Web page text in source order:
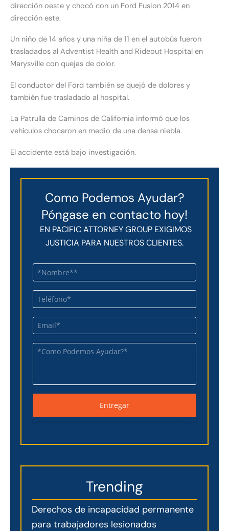
dirección oeste y chocó con un Ford Fusion 2014 en
dirección este.
Un niño de 14 años y una niña de 11 en el autobús fueron
trasladados al Adventist Health and Rideout Hospital en
Marysville con quejas de dolor.
El conductor del Ford también se quejó de dolores y
también fue trasladado al hospital.
La Patrulla de Caminos de California informó que los
vehículos chocaron en medio de una densa niebla.
El accidente está bajo investigación.
Como Podemos Ayudar?
Póngase en contacto hoy!
EN PACIFIC ATTORNEY GROUP EXIGIMOS
JUSTICIA PARA NUESTROS CLIENTES.
Trending
Derechos de incapacidad permanente
para trabajadores lesionados